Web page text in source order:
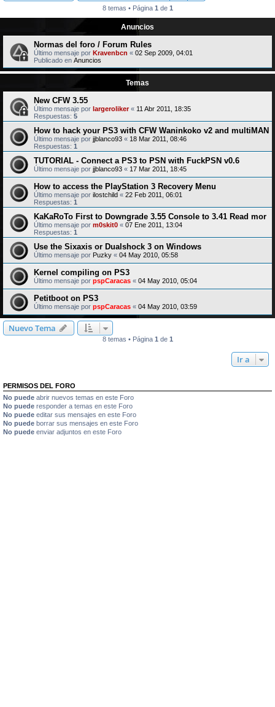
8 temas • Página 1 de 1
Anuncios
Normas del foro / Forum Rules
Último mensaje por Kravenbcn « 02 Sep 2009, 04:01
Publicado en Anuncios
Temas
New CFW 3.55
Último mensaje por largeroliker« 11 Abr 2011, 18:35
Respuestas: 5
How to hack your PS3 with CFW Waninkoko v2 and multiMAN
Último mensaje por jjblanco93 « 18 Mar 2011, 08:46
Respuestas: 1
TUTORIAL - Connect a PS3 to PSN with FuckPSN v0.6
Último mensaje por jjblanco93 « 17 Mar 2011, 18:45
How to access the PlayStation 3 Recovery Menu
Último mensaje por ilostchild « 22 Feb 2011, 06:01
Respuestas: 1
KaKaRoTo First to Downgrade 3.55 Console to 3.41 Read mor
Último mensaje por m0skit0 « 07 Ene 2011, 13:04
Respuestas: 1
Use the Sixaxis or Dualshock 3 on Windows
Último mensaje por Puzky « 04 May 2010, 05:58
Kernel compiling on PS3
Último mensaje por pspCaracas « 04 May 2010, 05:04
Petitboot on PS3
Último mensaje por pspCaracas « 04 May 2010, 03:59
Nuevo Tema
8 temas • Página 1 de 1
Ir a
PERMISOS DEL FORO
No puede abrir nuevos temas en este Foro
No puede responder a temas en este Foro
No puede editar sus mensajes en este Foro
No puede borrar sus mensajes en este Foro
No puede enviar adjuntos en este Foro